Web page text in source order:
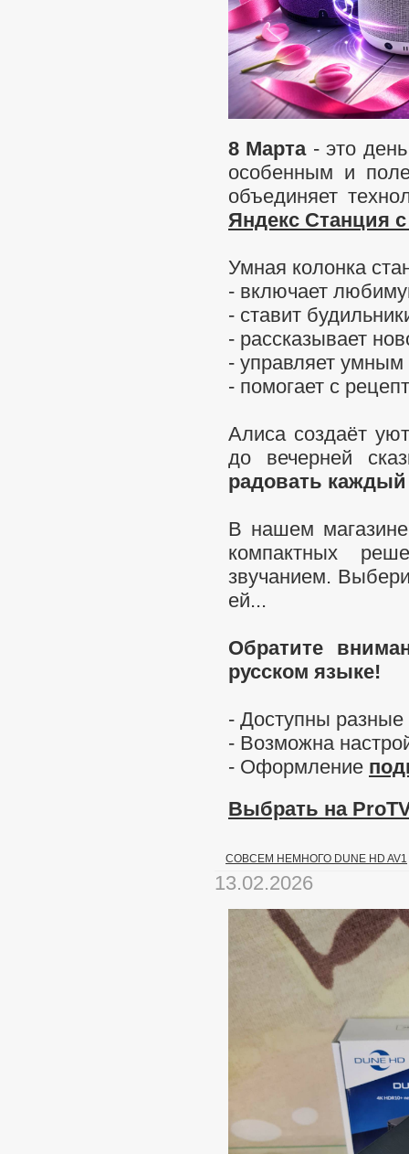
8 Марта- это
особенным и
объединяет
Яндекс Станция
Умная колонка
- включает
- ставит
- рассказывает
- управляет
- помогает с
Алиса создаёт
до вечерней
радовать
В нашем
компактных
звучанием.
ей...
Обратите
русском языке!
- Доступны разные
- Возможна
- Оформление
Выбрать на
СОВСЕМ НЕМНОГО DUNE HD AV1
13.02.2026